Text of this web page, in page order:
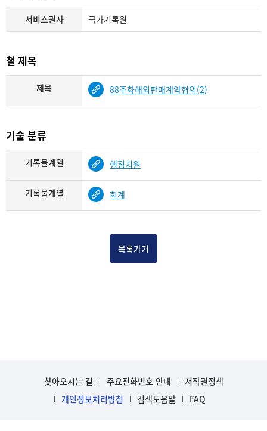
서비스권자 국가기록원
철 제목
제목 88주화해외판매계약협의(2)
기술 분류
기록물계열 행정지원
기록물계열 회계
목록가기
찾아오시는 길 주요전화번호 안내
저작권정책
개인정보처리방침
검색도움말 FAQ